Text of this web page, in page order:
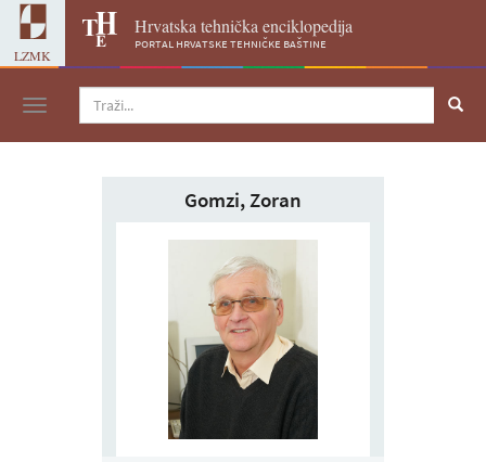
LZMK
Hrvatska tehnička enciklopedija
portal hrvatske tehničke baštine
Navigacija
Gomzi, Zoran